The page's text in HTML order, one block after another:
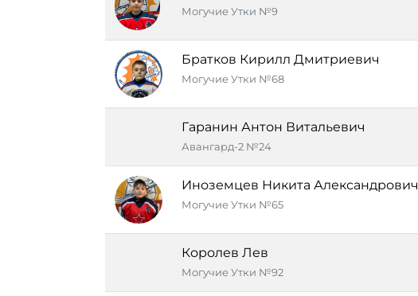
Могучие Утки №9
Братков Кирилл Дмитриевич
Могучие Утки №68
Гаранин Антон Витальевич
Авангард-2 №24
Иноземцев Никита Александрович
Могучие Утки №65
Королев Лев
Могучие Утки №92